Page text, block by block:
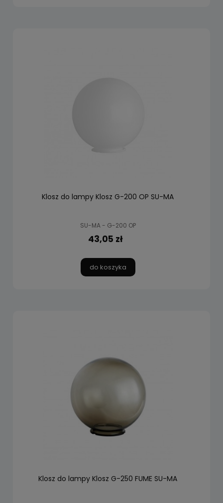
Klosz do lampy Klosz G-200 OP SU-MA
SU-MA - G-200 OP
43,05 zł
do koszyka
Klosz do lampy Klosz G-250 FUME SU-MA